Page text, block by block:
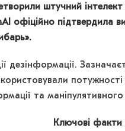
штучний
офіційно підтвердила
дезінформації.
та
Ключові факти